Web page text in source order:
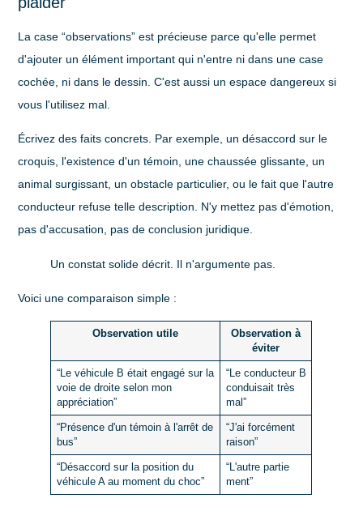
La case “observations” est précieuse parce qu'elle permet
d'ajouter un élément important qui n'entre ni dans une case
cochée, ni dans le dessin. C'est aussi un espace dangereux si
vous l'utilisez mal.
Écrivez des faits concrets. Par exemple, un désaccord sur le
croquis, l'existence d'un témoin, une chaussée glissante, un
animal surgissant, un obstacle particulier, ou le fait que l'autre
conducteur refuse telle description. N'y mettez pas d'émotion,
pas d'accusation, pas de conclusion juridique.
Un constat solide décrit. Il n'argumente pas.
Voici une comparaison simple :
Observation utile
Observation à
éviter
“Le véhicule B était engagé sur la
voie de droite selon mon
appréciation”
“Le conducteur B
conduisait très
mal”
“Présence d'un témoin à l'arrêt de
bus”
“J'ai forcément
raison”
“Désaccord sur la position du
véhicule A au moment du choc”
“L'autre partie
ment”